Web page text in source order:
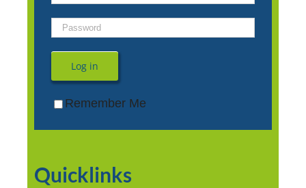
Log in
Remember Me
Quicklinks